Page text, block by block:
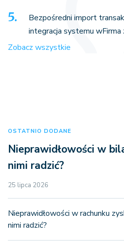
Bezpośredni import
integracja systemu wFirma
Zobacz wszystkie
OSTATNIO DODANE
Nieprawidłowości w
nimi radzić?
25 lipca 2026
Nieprawidłowości w rachunku
nimi radzić?